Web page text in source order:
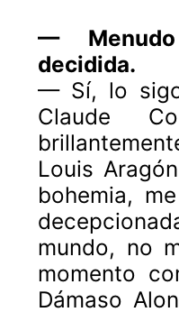
— Menudo
decidida.
— Sí, lo
Claude
Louis
bohemia,
mundo, no
momento
Dámaso